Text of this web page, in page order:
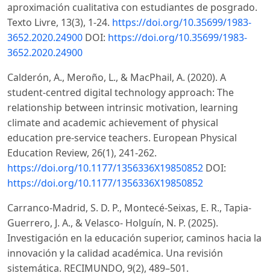
aproximación cualitativa con estudiantes de posgrado.
Texto Livre, 13(3), 1-24. https://doi.org/10.35699/1983-
3652.2020.24900 DOI: https://doi.org/10.35699/1983-
3652.2020.24900
Calderón, A., Meroño, L., & MacPhail, A. (2020). A
student-centred digital technology approach: The
relationship between intrinsic motivation, learning
climate and academic achievement of physical
education pre-service teachers. European Physical
Education Review, 26(1), 241-262.
https://doi.org/10.1177/1356336X19850852 DOI:
https://doi.org/10.1177/1356336X19850852
Carranco-Madrid, S. D. P., Montecé-Seixas, E. R., Tapia-
Guerrero, J. A., & Velasco- Holguín, N. P. (2025).
Investigación en la educación superior, caminos hacia la
innovación y la calidad académica. Una revisión
sistemática. RECIMUNDO, 9(2), 489–501.